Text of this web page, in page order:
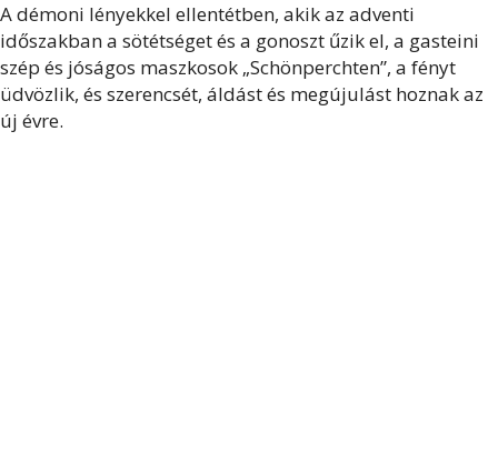
A démoni lényekkel ellentétben, akik az adventi
időszakban a sötétséget és a gonoszt űzik el, a gasteini
szép és jóságos maszkosok „Schönperchten”, a fényt
üdvözlik, és szerencsét, áldást és megújulást hoznak az
új évre.